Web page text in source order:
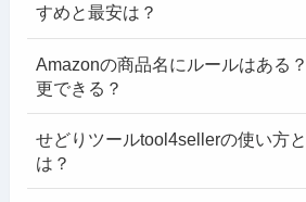
すめと最安は？
Amazonの商品名にルールはある
更できる？
せどりツールtool4sellerの使い方
は？